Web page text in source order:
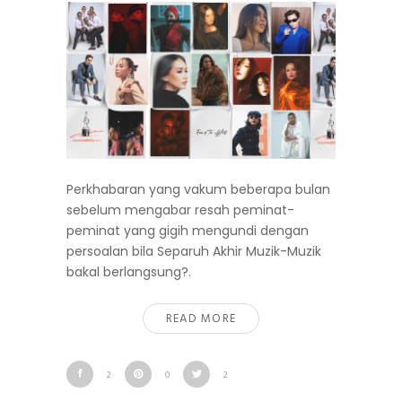
Perkhabaran yang vakum beberapa bulan
sebelum mengabar resah peminat-
peminat yang gigih mengundi dengan
persoalan bila Separuh Akhir Muzik-Muzik
bakal berlangsung?.
READ MORE
2 0 2